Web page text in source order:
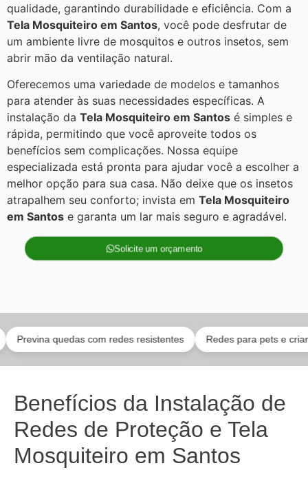
qualidade, garantindo durabilidade e eficiência. Com a
Tela Mosquiteiro em Santos, você pode desfrutar de
um ambiente livre de mosquitos e outros insetos, sem
abrir mão da ventilação natural.
Oferecemos uma variedade de modelos e tamanhos
para atender às suas necessidades específicas. A
instalação da Tela Mosquiteiro em Santos é simples e
rápida, permitindo que você aproveite todos os
benefícios sem complicações. Nossa equipe
especializada está pronta para ajudar você a escolher a
melhor opção para sua casa. Não deixe que os insetos
atrapalhem seu conforto; invista em Tela Mosquiteiro
em Santos e garanta um lar mais seguro e agradável.
Solicite um orçamento
quedas com redes resistentes Redes para pets e crianças
Benefícios da Instalação de
Redes de Proteção e Tela
Mosquiteiro em Santos